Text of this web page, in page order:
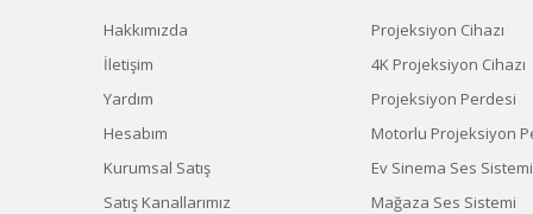
Hakkımızda
İletişim
Yardım
Hesabım
Kurumsal Satış
Satış Kanallarımız
Projeksiyon Cihazı
4K Projeksiyon Cihazı
Projeksiyon Perdesi
Motorlu Projeksiyon
Ev Sinema Ses Sistemi
Mağaza Ses Sistemi